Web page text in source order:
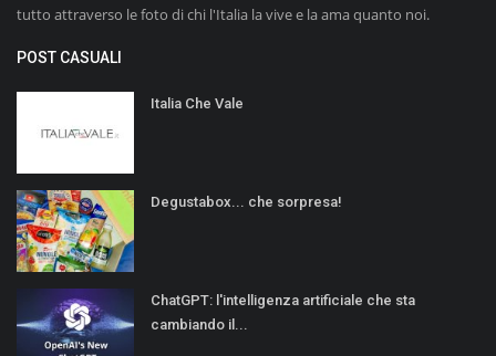
tutto attraverso le foto di chi l'Italia la vive e la ama quanto noi.
POST CASUALI
Italia Che Vale
Degustabox... che sorpresa!
ChatGPT: l'intelligenza artificiale che sta
cambiando il...